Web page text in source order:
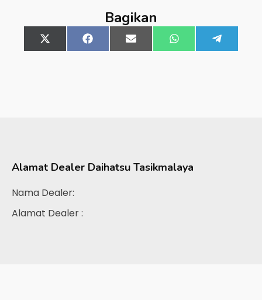
Bagikan
Share
on
X
(Twitter)
Share
on
FacebookShare
on
Email Share
on
WhatsApp
on
Alamat Dealer Daihatsu Tasikmalaya
Nama Dealer:
Alamat Dealer :